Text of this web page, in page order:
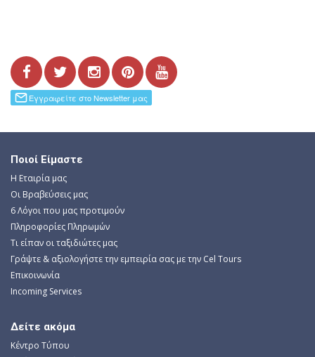
Ποιοί Είμαστε
Η Εταιρία μας
Οι Βραβεύσεις μας
6 Λόγοι που μας προτιμούν
Πληροφορίες Πληρωμών
Τι είπαν οι ταξιδιώτες μας
Γράψτε & αξιολογήστε την εμπειρία σας με την Cel Tours
Επικοινωνία
Incoming Services
Δείτε ακόμα
Κέντρο Τύπου